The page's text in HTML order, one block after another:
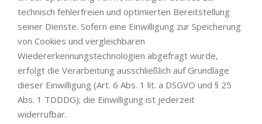
technisch fehlerfreien und optimierten Bereitstellung
seiner Dienste. Sofern eine Einwilligung zur Speicherung
von Cookies und vergleichbaren
Wiedererkennungstechnologien abgefragt wurde,
erfolgt die Verarbeitung ausschließlich auf Grundlage
dieser Einwilligung (Art. 6 Abs. 1 lit. a DSGVO und § 25
Abs. 1 TDDDG); die Einwilligung ist jederzeit
widerrufbar.